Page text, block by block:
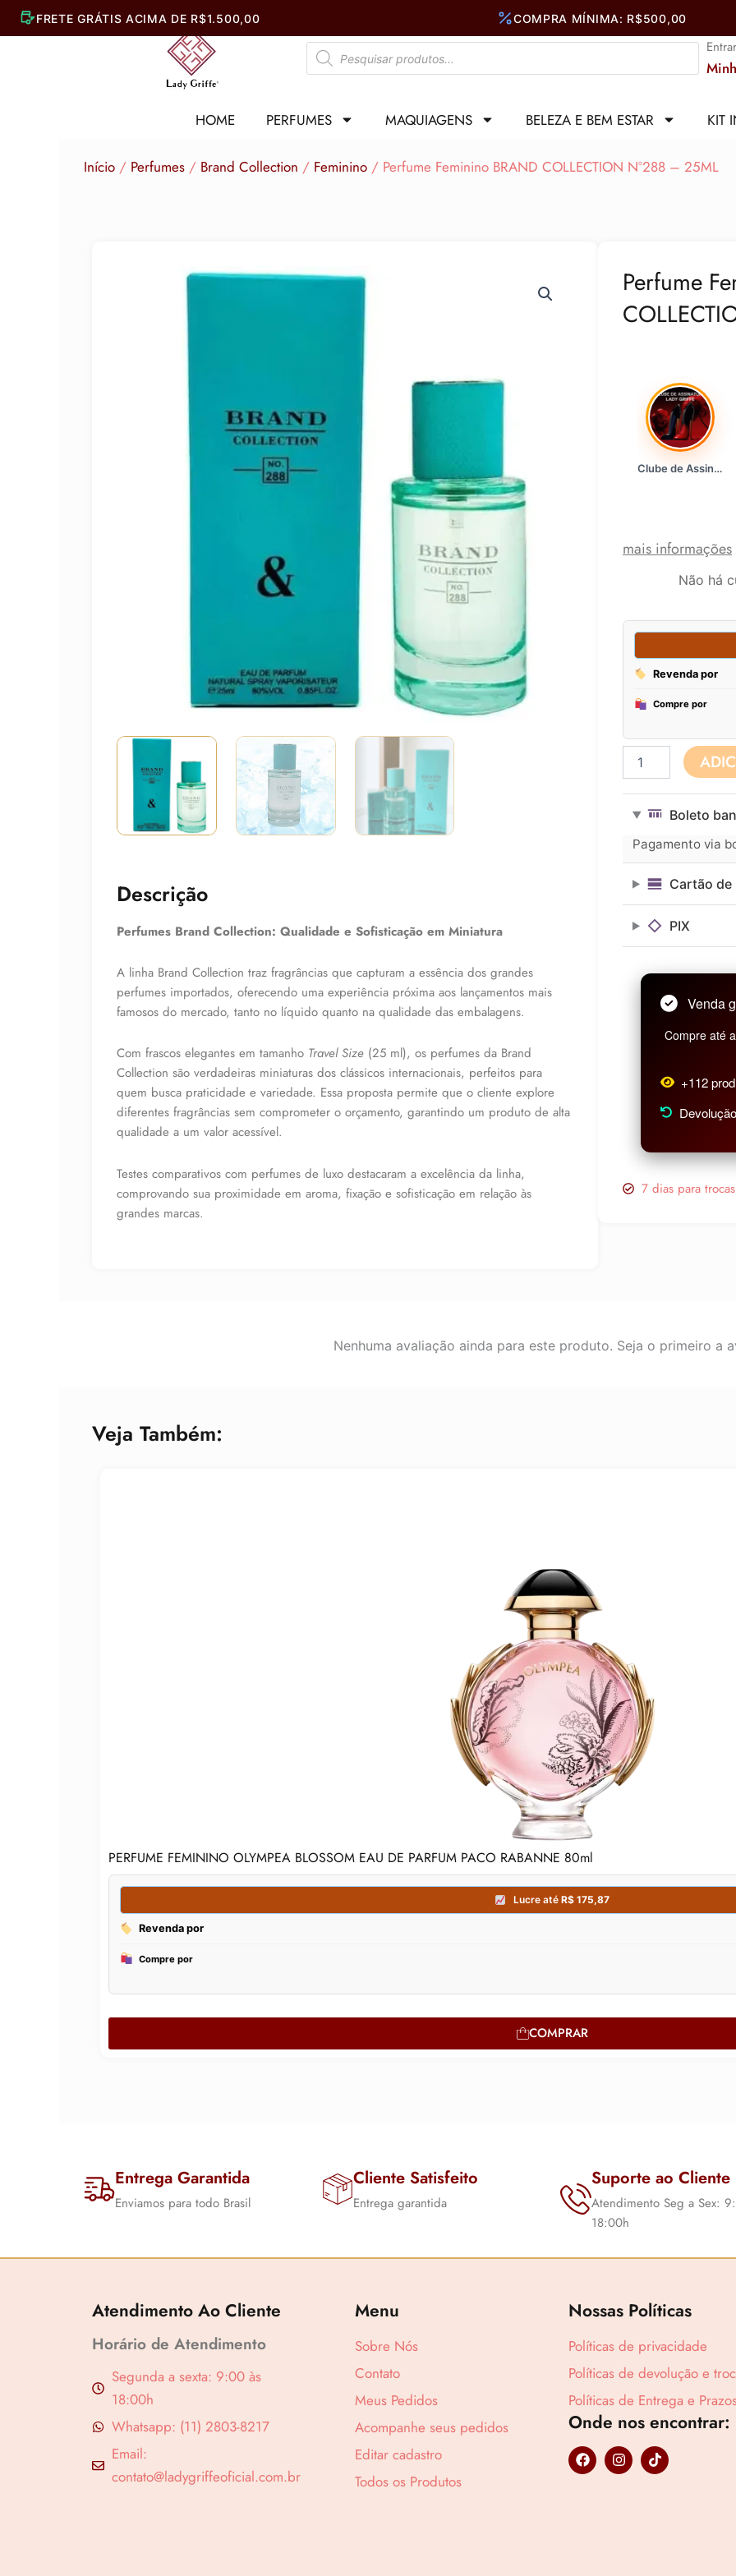
Pesquisar
produtos
HOME PERFUMES MAQUIAGENS BELEZA E BEM ESTAR KIT
Início / Perfumes / Brand Collection / Feminino / Perfume Feminino BRAND COLLECTION N°288 – 25ML
Descrição
Perfumes Brand Collection: Qualidade e Sofisticação em Miniatura
A linha Brand Collection traz fragrâncias que capturam a essência dos grandes
perfumes importados, oferecendo uma experiência próxima aos lançamentos mais
famosos do mercado, tanto no líquido quanto na qualidade das embalagens.
Com frascos elegantes em tamanho Travel Size (25 ml), os perfumes da Brand
Collection são verdadeiras miniaturas dos clássicos internacionais, perfeitos para
quem busca praticidade e variedade. Essa proposta permite que o cliente explore
diferentes fragrâncias sem comprometer o orçamento, garantindo um produto de alta
qualidade a um valor acessível.
Testes comparativos com perfumes de luxo destacaram a excelência da linha,
comprovando sua proximidade em aroma, fixação e sofisticação em relação às
grandes marcas.
Perfume
Clube de Assinatura Lady Griffe
mais informações
Não há
Feminino
N°288
25ML
quantidade
Boleto
Pagamento via
Cartão de
PIX
Venda
Compre até
+112
7 dias para
Nenhuma avaliação ainda para este produto. Seja o primeiro a
Veja Também:
PERFUME FEMININO OLYMPEA BLOSSOM EAU DE PARFUM PACO RABANNE 80ml
Lucre até R$
COMPRAR
Entrega Garantida
Enviamos para todo Brasil
Cliente Satisfeito
Entrega garantida
Suporte ao Cliente
Atendimento Seg a Sex:
18:00h
Atendimento Ao Cliente
Horário de Atendimento
Segunda a sexta: 9:00 às
18:00h
Whatsapp: (11) 2803-8217
Email:
contato@ladygriffeoficial.com.br
Menu
Sobre Nós
Contato
Meus Pedidos
Acompanhe seus pedidos
Editar cadastro
Todos os Produtos
Nossas Políticas
Políticas de privacidade
Políticas de devolução e
Políticas de Entrega e
Onde nos encontrar:
F
a
c
I
n
s
T
i
k